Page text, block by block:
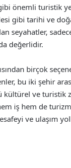
önemli turistik
gibi tarihi ve
seyahatler,
değerlidir.
birçok
bu iki şehir
kültürel ve turistik
iş hem de
ve ulaşım